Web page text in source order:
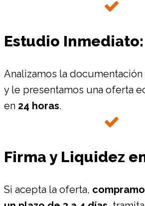
Estudio Inmediato:
Analizamos la
y le presentamos una oferta
en 24 horas.
Firma y Liquidez
Si acepta la oferta,